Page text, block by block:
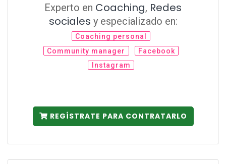
Experto en Coaching, Redes
sociales y especializado en:
Coaching personal
Community manager
Facebook
Instagram
REGÍSTRATE PARA CONTRATARLO